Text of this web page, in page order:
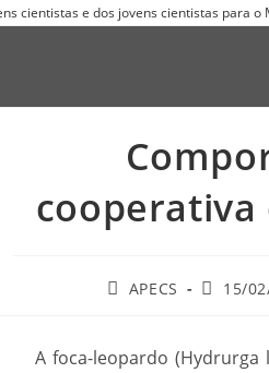
cientistas e dos jovens cientistas para o
cooperativa
APECS 15/
A foca-leopardo